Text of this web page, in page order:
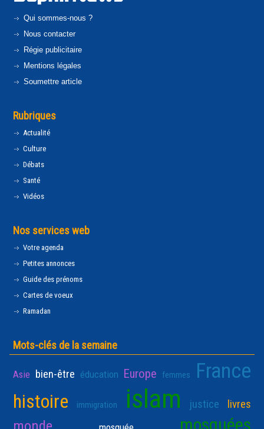
Qui sommes-nous ?
Nous contacter
Régie publicitaire
Mentions légales
Soumettre article
Rubriques
Actualité
Culture
Débats
Santé
Vidéos
Nos services web
Votre agenda
Petites annonces
Guide des prénoms
Cartes de voeux
Ramadan
Mots-clés de la semaine
Asie bien-être éducation Europe femmes France
histoire immigration islam justice livres
mosquées